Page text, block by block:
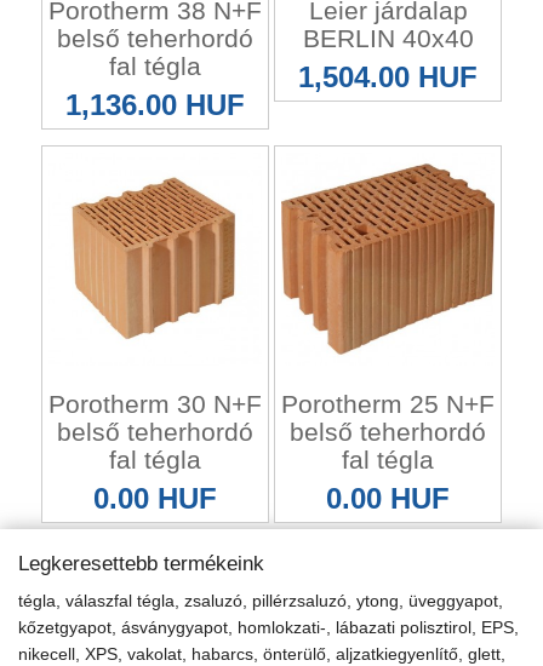
Porotherm 38 N+F
belső teherhordó
fal tégla
1,136.00 HUF
Leier járdalap
BERLIN 40x40
1,504.00 HUF
Porotherm 30 N+F
belső teherhordó
fal tégla
0.00 HUF
Porotherm 25 N+F
belső teherhordó
fal tégla
0.00 HUF
Legkeresettebb termékeink
tégla, válaszfal tégla, zsaluzó, pillérzsaluzó, ytong, üveggyapot,
kőzetgyapot, ásványgyapot, homlokzati-, lábazati polisztirol, EPS,
nikecell, XPS, vakolat, habarcs, önterülő, aljzatkiegyenlítő, glett,